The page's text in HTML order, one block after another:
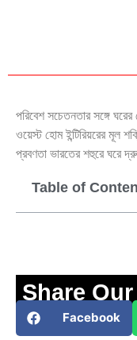
পরিবেশ সচেতনতার সঙ্গে
ওয়েস্ট হোম ইন্টিরিয়রের মূল
প্রবণতা ভারতের শহুরে ঘরে
Table of
Share
Facebook